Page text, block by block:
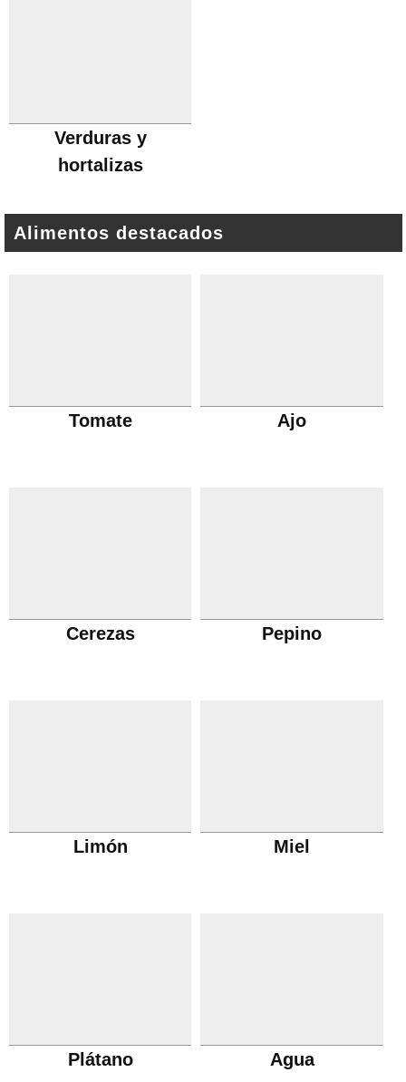
Verduras y
hortalizas
Alimentos destacados
Tomate Ajo
Cerezas Pepino
Limón Miel
Plátano Agua